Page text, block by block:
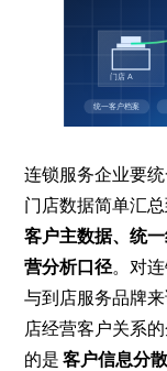
连锁服务企业要
门店数据简单汇
客户主数据、统
营分析口径。对
与到店服务品牌
店经营客户关系
的是客户信息分